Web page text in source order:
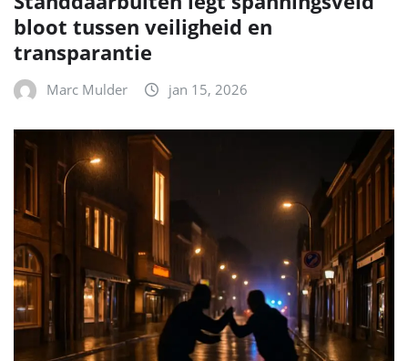
bloot tussen veiligheid en
transparantie
Marc Mulder jan 15, 2026